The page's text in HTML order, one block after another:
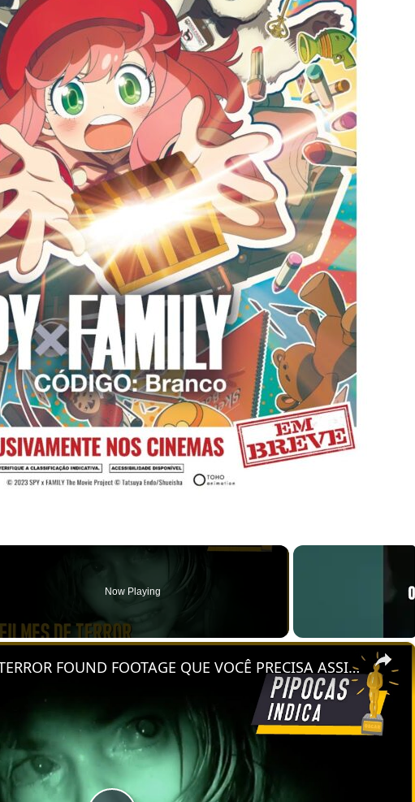
Now Playing
×
[LISTA] 5 FILMES DE TERROR FOUND FOOTAGE QUE VOCÊ PRECISA ASSISTIR